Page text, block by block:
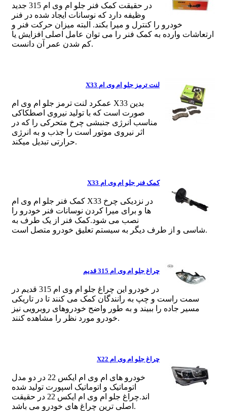
در حقیقت کمک فنر جلو ام وی ام 315 جدید
وظیفه دارد که نوسانات ایجاد شده در فنر
خودرو را کنترل و میرا بکند. البته میزان حرکت فنر و
ارتعاشات وارده به کمک فنر را می توان عامل اصلی افزایش یا
کم شدن عمر آن دانست.
لنت ترمز جلو ام وی ام X33
عمکرد لنت ترمز جلو ام وی ام X33 بدین
صورت است که با تولید نیروی اصطکاکی
مناسب انرژی جنبشی چرخ متحرکی را که در
اثر نیروی موتور است را جذب و به انرژی
حرارتی تبدیل میکند.
کمک فنر جلو ام وی ام X33
کمک فنر جلو ام وی ام X33 در نزدیکی چرخ
ها و برای میرا کردن نوسانات فنر خودرو را
نصب می شود.کمک فنر از یک طرف به
شاسی و از طرف دیگر به سیستم تعلیق خودرو متصل است.
چراغ جلو ام وی ام 315 قدیم
در خودرو این چراغ جلو ام وی ام 315 قدیم در
سمت راست و چپ به رانندگان کمک می کنند تا در تاریکی
مسیر جاده را ببیند و به طور واضح خودروهای روبرویی نیز
خودرو مورد نظر را مشاهده کنند.
چراغ جلو ام وی ام X22
خودرو های ام وی ام ایکس 22 در دو مدل
اتوماتیک و اتوماتیک اسپورت تولید شده
اند.چراغ جلو ام وی ام ایکس 22 در حقیقت
اصلی ترین چراغ های خودرو می باشد.